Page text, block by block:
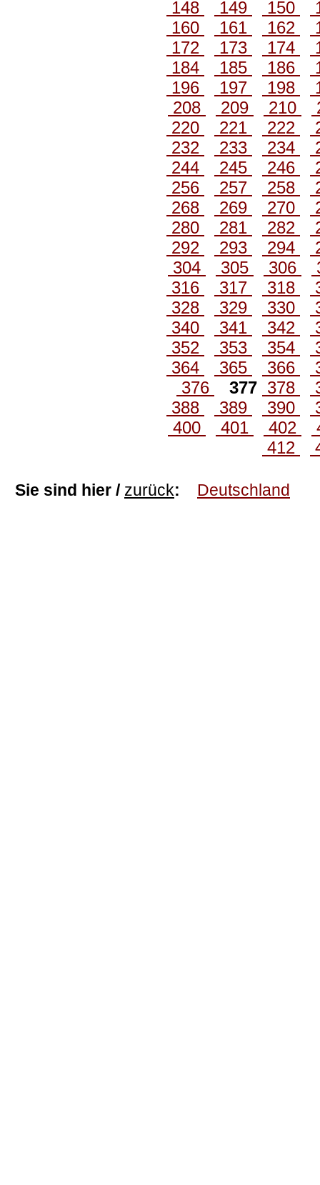
148
149 150
160
161 162
172
173 174
184
185 186
196
197 198
208
209 210
220
221 222
232
233 234
244
245 246
256
257 258
268
269 270
280
281 282
292
293 294
304
305 306
316
317 318
328
329 330
340
341 342
352
353 354
364
365 366
376
377 378
388
389 390
400
401 402
412
Sie sind hier / zurück: Deutschland